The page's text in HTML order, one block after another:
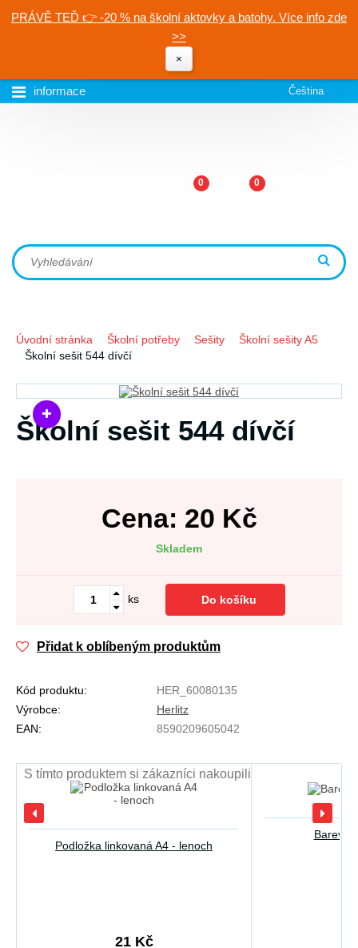
PRÁVĚ TEĎ 👉 -20 % na školní aktovky a batohy. Více info zde
>>
×
informace Čeština
0 0
Úvodní stránka Školní potřeby Sešity
Školní sešity A5
Školní sešit 544 dívčí
Školní sešit 544 dívčí
Cena: 20 Kč
Skladem
ks Do košíku
Přidat k oblíbeným produktům
Kód produktu:
HER_60080135
Výrobce:
Herlitz
EAN:
8590209605042
S tímto produktem si zákazníci nakoupili
Podložka linkovaná A4 - lenoch
21 Kč